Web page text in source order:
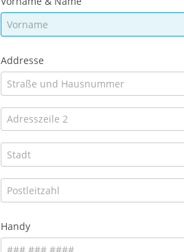
Addresse
Handy